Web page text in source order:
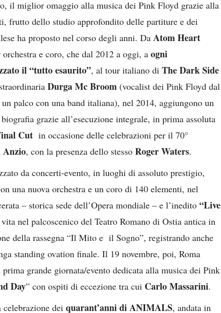
il miglior omaggio alla musica dei Pink Floyd grazie alla
frutto dello studio approfondito delle partiture e dei
ha proposto nel corso degli anni. Da Atom Heart
e coro, che dal 2012 a oggi, a ogni
il “tutto esaurito”, al tour italiano di The Dark Side
Durga Mc Broom (vocalist dei Pink Floyd dal
palco con una band italiana), nel 2014, aggiungono un
grazie all’esecuzione integrale, in prima assoluta
Cut in occasione delle celebrazioni per il 70°
Anzio, con la presenza dello stesso Roger Waters.
da concerti-evento, in luoghi di assoluto prestigio,
una nuova orchestra e un coro di 140 elementi, nel
– storica sede dell’Opera mondiale – e l’inedito “Live
nel palcoscenico del Teatro Romano di Ostia antica in
della rassegna “Il Mito e il Sogno”, registrando anche
standing ovation finale. Il 19 novembre, poi, Roma
grande giornata/evento dedicata alla musica dei Pink
Day” con ospiti di eccezione tra cui Carlo Massarini.
dei quarant’anni di ANIMALS, andata in